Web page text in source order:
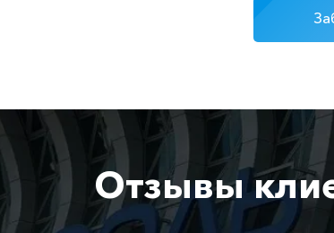
Отзывы